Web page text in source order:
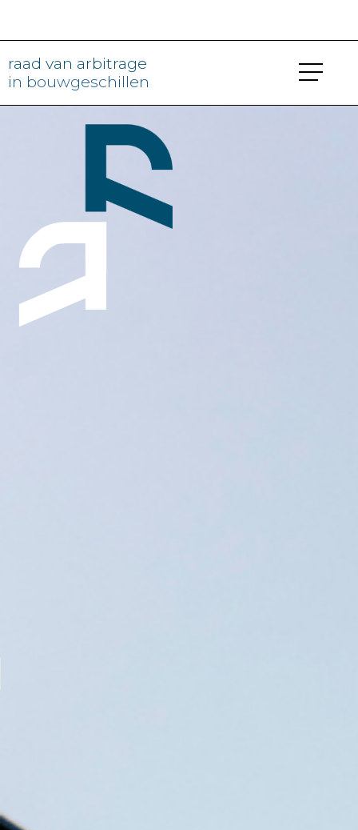
raad van arbitrage
in bouwgeschillen